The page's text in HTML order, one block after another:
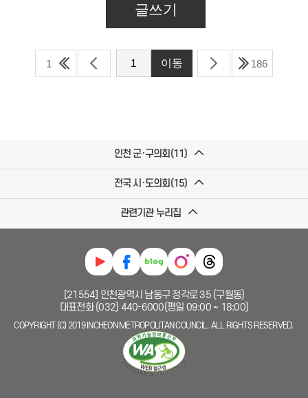
글쓰기
1 186
인천 군·구의회(11)
전국 시·도의회(15)
관련기관 누리집
[21554] 인천광역시 남동구 정각로 35 (구월동)
대표전화 (032) 440-6000(평일 09:00 ~ 18:00)
COPYRIGHT (C) 2019 INCHEON METROPOLITAN COUNCIL. ALL RIGHTS RESERVED.